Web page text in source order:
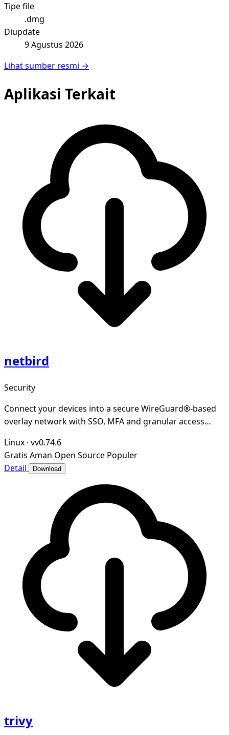
Tipe file
.dmg
Diupdate
9 Agustus 2026
Lihat sumber resmi →
Aplikasi Terkait
netbird
Security
Connect your devices into a secure WireGuard®-based
overlay network with SSO, MFA and granular access
Linux · vv0.74.6
Gratis Aman Open Source Populer
Detail
Download
trivy